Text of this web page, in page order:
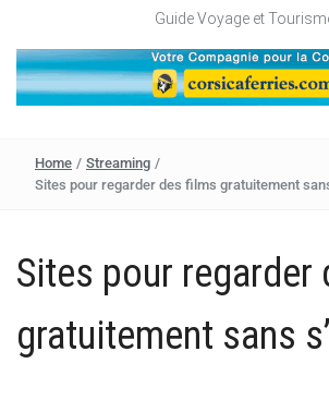
Guide Voyage et
Home / Streaming /
Sites pour regarder des films gratuitement
Sites pour regarder
gratuitement sans